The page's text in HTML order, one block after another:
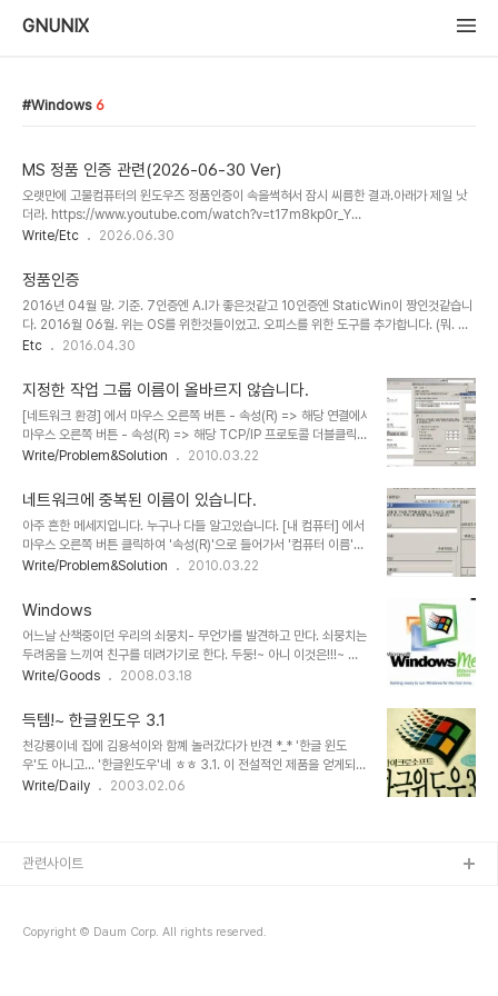
GNUNIX
Windows 6
MS 정품 인증 관련(2026-06-30 Ver)
오랫만에 고물컴퓨터의 윈도우즈 정품인증이 속을썩혀서 잠시 씨름한 결과.아래가 제일 낫
더라. https://www.youtube.com/watch?v=t17m8kp0r_Y
https://get.activated.win/ https://get.activated.win/ get.activated.win
Windows and Office activator featuring HWID, Ohook, TSforge, and
Online KMS activation methods, along with advanced
troubleshooting.massgrave.dev 관련하여 전 아무것도 ..
Write/Etc 2026.06.30
정품인증
2016년 04월 말. 기준. 7인증엔 A.I가 좋은것같고 10인증엔 StaticWin이 짱인것같습니
다. 2016월 06월. 위는 OS를 위한것들이었고. 오피스를 위한 도구를 추가합니다. (뭐. 다
된다고는 하는데;;) -----------------------------------------------------
Etc 2016.04.30
지정한 작업 그룹 이름이 올바르지 않습니다.
[네트워크 환경] 에서 마우스 오른쪽 버튼 - 속성(R) => 해당 연결에서
마우스 오른쪽 버튼 - 속성(R) => 해당 TCP/IP 프로토콜 더블클릭 -
'고급(V)'버튼 클릭 => 'WINS'텝으로 이동 - NetBIOS설정 '사용안
름이 있습니다. 위 포스팅 참고하여 이름 변경 후 NetBIOS필요하면
다시 설정하시면 됩니다 ^^
Write/Problem&Solution 2010.03.22
네트워크에 중복된 이름이 있습니다.
아주 흔한 메세지입니다. 누구나 다들 알고있습니다. [내 컴퓨터] 에서
마우스 오른쪽 버튼 클릭하여 '속성(R)'으로 들어가서 '컴퓨터 이름'텝
으로 이동하여 '변경(C)'버튼을 누르고 이름은 바꾸어줘야한다는것
업 그룹 이름이 올바르지 않습니다."라는 메세지까지 추가로 뜨는데
이를 어찌한담? 이런 분들을 위해 준비했습니다!~ 2010/03/22 -
[Write/Etc] - 지정한 작업 그룹 이름이 올바르지 않습니다. 이 포스
팅을 따라가보세용!!~ ^^
Write/Problem&Solution 2010.03.22
Windows
어느날 산책중이던 우리의 쇠뭉치- 무언가를 발견하고 만다. 쇠뭉치는
두려움을 느끼여 친구를 데려가기로 한다. 두둥!~ 아니 이것은!!!~ 전
설속의 그 윈도우 아닌가!!!~ 한글 윈도우 3.1 !!!~ (Window 3.1) 윈
Windows의 역사에 대해서 알아볼까? 1985년 Windows 1.0 첫
버젼의 윈도우즈!~ 역시 DOS위에서 돌아가며 Bitmap 이미지 방식
으로 마우스를 지원하며 어설픈 도스 그래픽을 구사한다. 달력, 카드파
일, 메모장, 계산기, 시계 등이 있으며 윈도우즈 3.1과의 공통점은 3.1
에서 말하도록한다 ㅋㅋ 1984년 Windows 2.0 Intel 286프로쎄
Write/Goods 2008.03.18
득템!~ 한글윈도우 3.1
천강룡이네 집에 김용석이와 함꼐 놀러갔다가 반견 *_* '한글 윈도
우'도 아니고... '한글윈도우'네 ㅎㅎ 3.1. 이 전설적인 제품을 얻게되다
니 *_* 강룡아 고마워 ^^
Write/Daily 2003.02.06
Copyright © Daum Corp. All rights reserved.
관련사이트